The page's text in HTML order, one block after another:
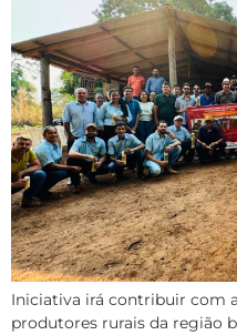
Iniciativa irá contribuir com
produtores rurais da região